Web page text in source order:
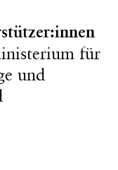
für
und